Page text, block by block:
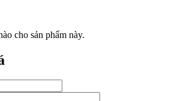
cho sản phẩm này.